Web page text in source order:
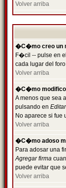
Volver arriba
�C�mo creo un
F�cil -- pulse en
cada lugar del
Volver arriba
�C�mo modifico
A menos que sea
pulsando en Editar
No aparece si fue
Volver arriba
�C�mo adoso
Para adosar una
Agregar firma
puede evitar que
Volver arriba